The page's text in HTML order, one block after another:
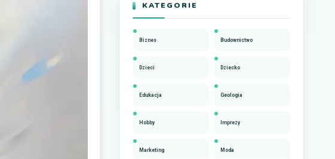
KATEGORIE
Biznes Budownictwo
Dzieci Dziecko
Edukacja Geologia
Hobby Imprezy
Marketing Moda